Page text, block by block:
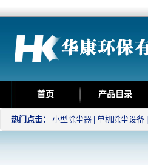
首页 产品目录
热门点击： 小型除尘器 单机除尘设备